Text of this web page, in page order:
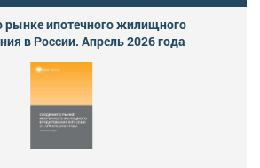
рынке ипотечного жилищного
в России. Апрель 2026 года